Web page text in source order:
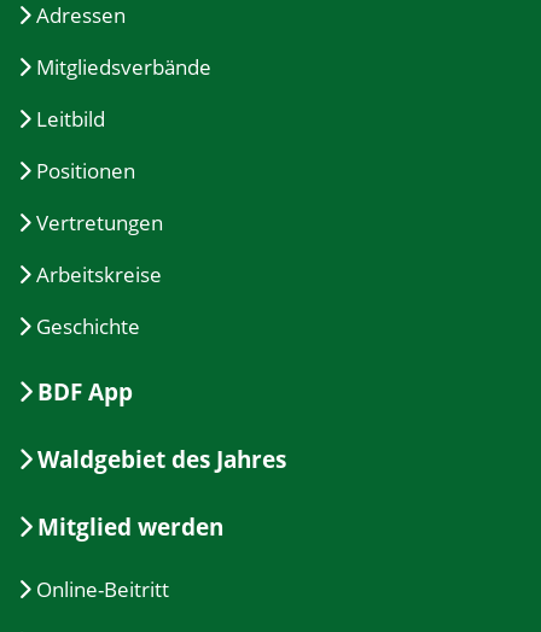
Adressen
Mitgliedsverbände
Leitbild
Positionen
Vertretungen
Arbeitskreise
Geschichte
BDF App
Waldgebiet des Jahres
Mitglied werden
Online-Beitritt